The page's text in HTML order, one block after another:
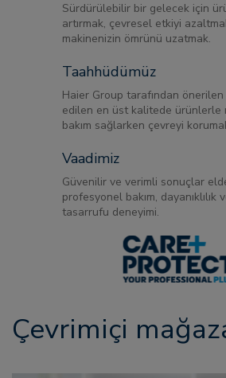
Sürdürülebilir bir gelecek için
artırmak, çevresel etkiyi
makinenizin ömrünü uzatmak.
Taahhüdümüz
Haier Group tarafından
edilen en üst kalitede ürünlerle
bakım sağlarken çevreyi
Vaadimiz
Güvenilir ve verimli sonuçlar
profesyonel bakım, dayanıklılık
tasarrufu deneyimi.
Çevrimiçi